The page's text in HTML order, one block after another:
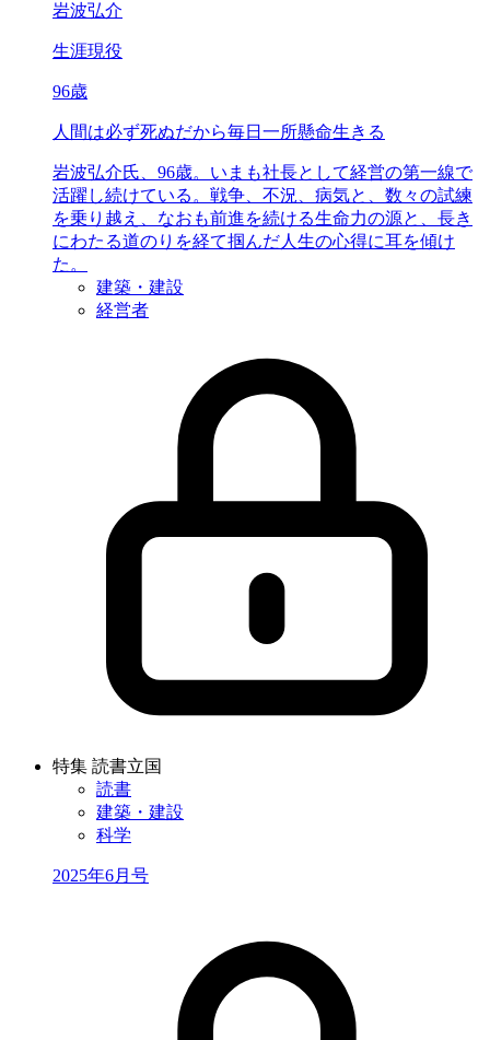
岩波弘介
生涯現役
96歳
人間は必ず死ぬだから毎日 一所懸命生きる
岩波弘介氏、96歳。いまも社長として経営の第一線で
活躍し続けている。戦争、不況、病気と、数々の試練
を乗り越え、なおも前進を続ける生命力の源と、長き
にわたる道のりを経て掴んだ人生の心得に耳を傾け
た。
建築・建設
経営者
特集 読書立国
読書
建築・建設
科学
2025年6月号